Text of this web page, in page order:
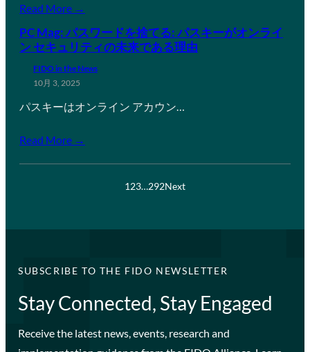
Read More →
PC Mag: パスワードを捨てる: パスキーがオンライ
ン セキュリティの未来である理由
FIDO in the News
10月 3, 2025
パスキーはオンライン アカウン…
Read More →
123…292Next
SUBSCRIBE TO THE FIDO NEWSLETTER
Stay Connected, Stay Engaged
Receive the latest news, events, research and